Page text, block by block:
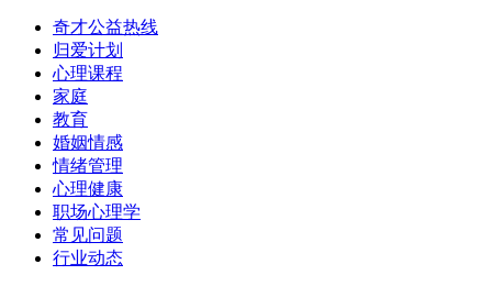
奇才公益热线
归爱计划
心理课程
家庭
教育
婚姻情感
情绪管理
心理健康
职场心理学
常见问题
行业动态